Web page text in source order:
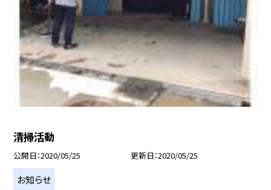
清掃活動
公開日 2020/05/25 更新日 2020/05/25
お知らせ